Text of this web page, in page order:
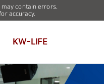
contain errors.
accuracy.
KW-LIFE